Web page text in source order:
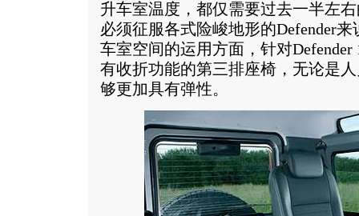
升车室温度，都仅需要过去一半左
必须征服各式险峻地形的Defender
车室空间的运用方面，针对
有收折功能的第三排座椅，无论是
够更加具有弹性。